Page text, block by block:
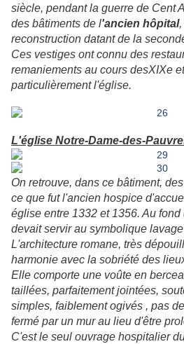
siècle, pendant la guerre de Cent
des bâtiments de l'ancien hôpital,
reconstruction datant de la
Ces vestiges ont connu des
remaniements au cours desXIXe
particulièrement l'église.
L'église Notre-Dame-des-
On retrouve, dans ce bâtiment,
ce que fut l'ancien hospice
église entre 1332 et 1356. Au
devait servir au symbolique
L'architecture romane, très
harmonie avec la sobriété des
Elle comporte une voûte en
taillées, parfaitement jointées,
simples, faiblement ogivés , pas
fermé par un mur au lieu d'être
C'est le seul ouvrage hospitalier